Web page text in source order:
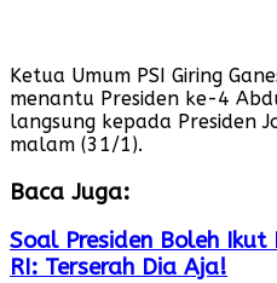
Ketua Umum PSI Giring
menantu Presiden ke-4
langsung kepada Presiden
malam (31/1).
Baca Juga:
Soal Presiden Boleh
RI: Terserah Dia Aja!